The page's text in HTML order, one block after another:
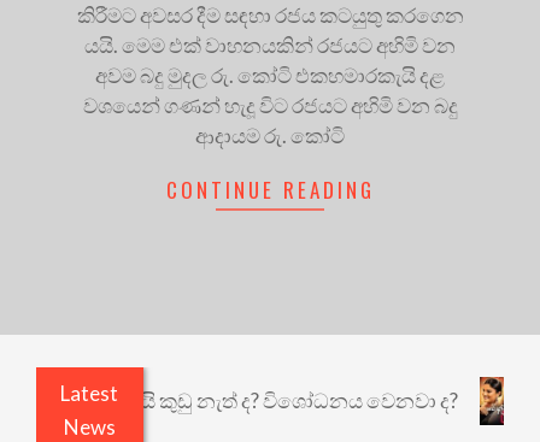
කිරීමට අවසර දීම සඳහා රජය කටයුතු කරගෙන
යයි. මෙම එක් වාහනයකින් රජයට අහිමි වන
අවම බදු මුදල රු. කෝටි එකහමාරකැයි දළ
වශයෙන් ගණන් හැදූ විට රජයට අහිමි වන බදු
ආදායම රු. කෝටි
CONTINUE READING
Latest
News
ඇතුළෙයි කුඩු නැත් ද? විශෝධනය වෙනවා ද?